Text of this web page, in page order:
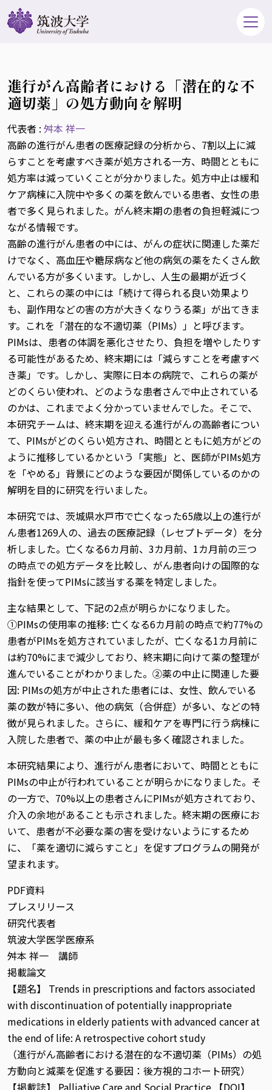
進行がん高齢者における「潜在的な不
適切薬」の処方動向を解明
代表者 : 舛本 祥一
高齢の進行がん患者の医療記録の分析から、7割以上に減
らすことを考慮すべき薬が処方される一方、時間とともに
処方率は減っていくことが分かりました。処方中止は緩和
ケア病棟に入院中や多くの薬を飲んでいる患者、女性の患
者で多く見られました。がん終末期の患者の負担軽減につ
ながる情報です。
高齢の進行がん患者の中には、がんの症状に関連した薬だ
けでなく、高血圧や糖尿病など他の病気の薬をたくさん飲
んでいる方が多くいます。しかし、人生の最期が近づく
と、これらの薬の中には「続けて得られる良い効果より
も、副作用などの害の方が大きくなりうる薬」が出てきま
す。これを「潜在的な不適切薬（PIMs）」と呼びます。
PIMsは、患者の体調を悪化させたり、負担を増やしたりす
る可能性があるため、終末期には「減らすことを考慮すべ
き薬」です。しかし、実際に日本の病院で、これらの薬が
どのくらい使われ、どのような患者さんで中止されている
のかは、これまでよく分かっていませんでした。そこで、
本研究チームは、終末期を迎える進行がんの高齢者につい
て、PIMsがどのくらい処方され、時間とともに処方がどの
ように推移しているかという「実態」と、医師がPIMs処方
を「やめる」背景にどのような要因が関係しているのかの
解明を目的に研究を行いました。
本研究では、茨城県水戸市で亡くなった65歳以上の進行が
ん患者1269人の、過去の医療記録（レセプトデータ）を分
析しました。亡くなる6カ月前、3カ月前、1カ月前の三つ
の時点での処方データを比較し、がん患者向けの国際的な
指針を使ってPIMsに該当する薬を特定しました。
主な結果として、下記の2点が明らかになりました。
①PIMsの使用率の推移: 亡くなる6カ月前の時点で約77%の
患者がPIMsを処方されていましたが、亡くなる1カ月前に
は約70%にまで減少しており、終末期に向けて薬の整理が
進んでいることがわかりました。②薬の中止に関連した要
因: PIMsの処方が中止された患者には、女性、飲んでいる
薬の数が特に多い、他の病気（合併症）が多い、などの特
徴が見られました。さらに、緩和ケアを専門に行う病棟に
入院した患者で、薬の中止が最も多く確認されました。
本研究結果により、進行がん患者において、時間とともに
PIMsの中止が行われていることが明らかになりました。そ
の一方で、70%以上の患者さんにPIMsが処方されており、
介入の余地があることも示されました。終末期の医療にお
いて、患者が不必要な薬の害を受けないようにするため
に、「薬を適切に減らすこと」を促すプログラムの開発が
望まれます。
PDF資料
プレスリリース
研究代表者
筑波大学医学医療系
舛本 祥一 講師
掲載論文
【題名】 Trends in prescriptions and factors associated
with discontinuation of potentially inappropriate
medications in elderly patients with advanced cancer at
the end of life: A retrospective cohort study
（進行がん高齢者における潜在的な不適切薬（PIMs）の処
方動向と減薬を促進する要因：後方視的コホート研究）
【掲載誌】 Palliative Care and Social Practice 【DOI】